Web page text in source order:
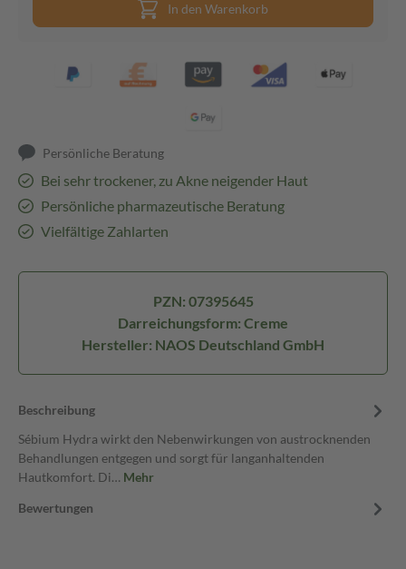
In den Warenkorb
Persönliche Beratung
Bei sehr trockener, zu Akne neigender Haut
Persönliche pharmazeutische Beratung
Vielfältige Zahlarten
PZN: 07395645
Darreichungsform: Creme
Hersteller: NAOS Deutschland GmbH
Beschreibung
Sébium Hydra wirkt den Nebenwirkungen von austrocknenden
Behandlungen entgegen und sorgt für langanhaltenden
Hautkomfort. Di… Mehr
Bewertungen